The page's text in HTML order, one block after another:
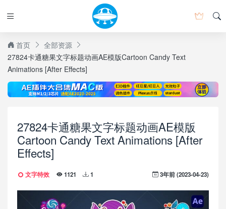
首页
全部资源
27824卡通糖果文字标题动画AE模版Cartoon Candy Text
Animations [After Effects]
27824卡通糖果文字标题动画AE模版
Cartoon Candy Text Animations [After
Effects]
文字特效 1121 1 3年前 (2023-04-23)